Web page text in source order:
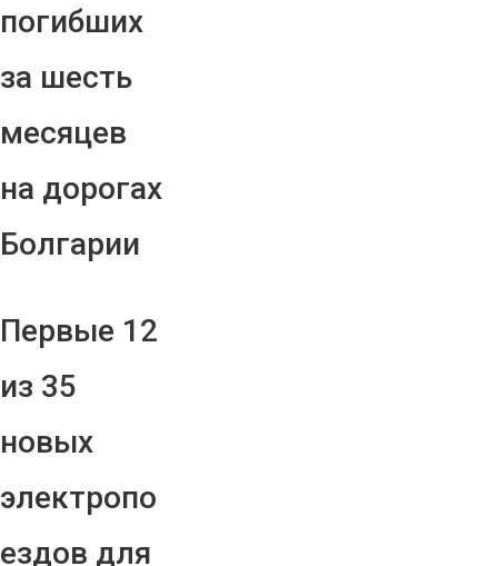
погибших
за шесть
месяцев
на дорогах
Болгарии
Первые 12
из 35
новых
электропо
ездов для